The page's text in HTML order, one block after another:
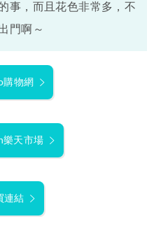
事，而且花色非常多，不
門啊～
購物網
樂天市場
連結